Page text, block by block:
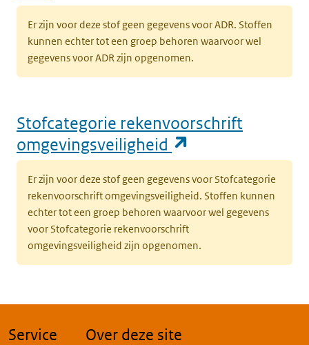
Er zijn voor deze stof geen gegevens voor ADR. Stoffen
kunnen echter tot een groep behoren waarvoor wel
gegevens voor ADR zijn opgenomen.
Stofcategorie rekenvoorschrift
omgevingsveiligheid
Er zijn voor deze stof geen gegevens voor Stofcategorie
rekenvoorschrift omgevingsveiligheid. Stoffen kunnen
echter tot een groep behoren waarvoor wel gegevens
voor Stofcategorie rekenvoorschrift
omgevingsveiligheid zijn opgenomen.
Service Over deze site